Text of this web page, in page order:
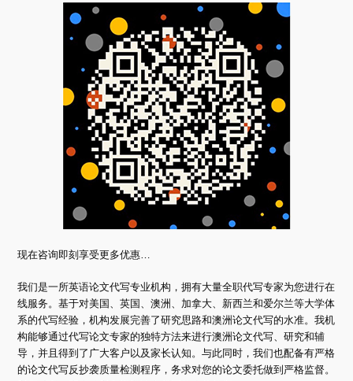
现在咨询即刻享受更多优惠…
我们是一所英语论文代写专业机构，拥有大量全职代写专家为您进行在
线服务。基于对美国、英国、澳洲、加拿大、新西兰和爱尔兰等大学体
系的代写经验，机构发展完善了研究思路和澳洲论文代写的水准。我机
构能够通过代写论文专家的独特方法来进行澳洲论文代写、研究和辅
导，并且得到了广大客户以及家长认知。与此同时，我们也配备有严格
的论文代写反抄袭质量检测程序，务求对您的论文委托做到严格监督。